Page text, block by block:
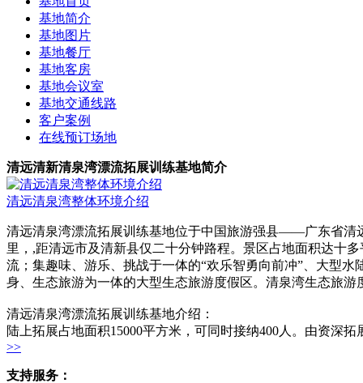
基地简介
基地图片
基地餐厅
基地客房
基地会议室
基地交通线路
客户案例
在线预订场地
清远清新清泉湾漂流拓展训练基地简介
清远清泉湾整体环境介绍
清远清泉湾漂流拓展训练基地位于中国旅游强县——广东省清
里，,距清远市及清新县仅二十分钟路程。景区占地面积达十
流；集趣味、游乐、挑战于一体的“欢乐智勇向前冲”、大型
身、生态旅游为一体的大型生态旅游度假区。清泉湾生态旅
清远清泉湾漂流拓展训练基地介绍：
陆上拓展占地面积15000平方米，可同时接纳400人。由资深
>>
支持服务：